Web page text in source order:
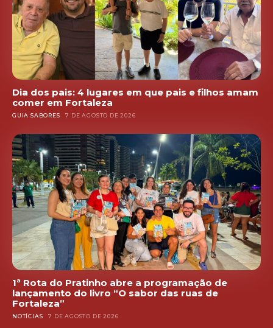
Dia dos pais: 4 lugares em que pais e filhos amam
comer em Fortaleza
GUIA SABORES 7 DE AGOSTO DE 2026
1ª Rota do Pratinho abre a programação de
lançamento do livro “O sabor das ruas de
Fortaleza”
NOTÍCIAS 7 DE AGOSTO DE 2026